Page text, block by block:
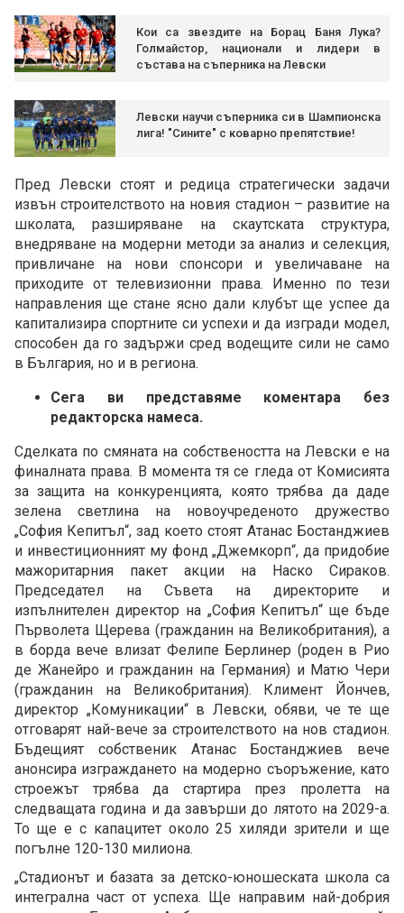
Кои са звездите на Борац Баня Лука?
Голмайстор, национали и лидери в
състава на съперника на Левски
Левски научи съперника си в Шампионска
лига! "Сините" с коварно препятствие!
Пред Левски стоят и редица стратегически задачи
извън строителството на новия стадион – развитие на
школата, разширяване на скаутската структура,
внедряване на модерни методи за анализ и селекция,
привличане на нови спонсори и увеличаване на
приходите от телевизионни права. Именно по тези
направления ще стане ясно дали клубът ще успее да
капитализира спортните си успехи и да изгради модел,
способен да го задържи сред водещите сили не само
в България, но и в региона.
Сега ви представяме коментара без
редакторска намеса.
Сделката по смяната на собствеността на Левски е на
финалната права. В момента тя се гледа от Комисията
за защита на конкуренцията, която трябва да даде
зелена светлина на новоучреденото дружество
„София Кепитъл“, зад което стоят Атанас Бостанджиев
и инвестиционният му фонд „Джемкорп“, да придобие
мажоритарния пакет акции на Наско Сираков.
Председател на Съвета на директорите и
изпълнителен директор на „София Кепитъл“ ще бъде
Първолета Щерева (гражданин на Великобритания), а
в борда вече влизат Фелипе Берлинер (роден в Рио
де Жанейро и гражданин на Германия) и Матю Чери
(гражданин на Великобритания). Климент Йончев,
директор „Комуникации“ в Левски, обяви, че те ще
отговарят най-вече за строителството на нов стадион.
Бъдещият собственик Атанас Бостанджиев вече
анонсира изграждането на модерно съоръжение, като
строежът трябва да стартира през пролетта на
следващата година и да завърши до лятото на 2029-а.
То ще е с капацитет около 25 хиляди зрители и ще
погълне 120-130 милиона.
„Стадионът и базата за детско-юношеската школа са
интегрална част от успеха. Ще направим най-добрия